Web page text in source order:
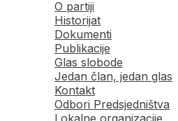
O partiji
Historijat
Dokumenti
Publikacije
Glas slobode
Jedan član, jedan glas
Kontakt
Odbori Predsjedništva
Lokalne organizacije